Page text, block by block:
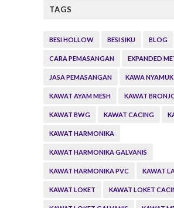
TAGS
BESI HOLLOW BESI SIKU BLOG
CARA PEMASANGAN EXPANDED
JASA PEMASANGAN KAWA NYAMUK
KAWAT AYAM MESH KAWAT
KAWAT BWG KAWAT CACING
KAWAT HARMONIKA
KAWAT HARMONIKA GALVANIS
KAWAT HARMONIKA PVC KAWAT
KAWAT LOKET KAWAT LOKET